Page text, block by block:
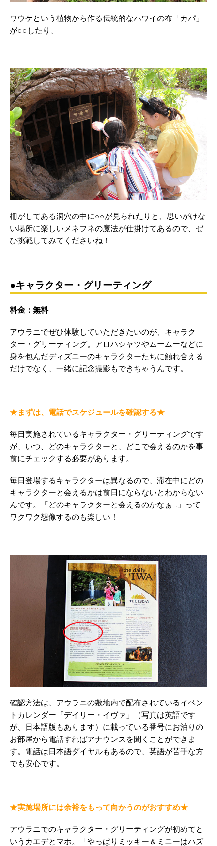
ワウケという植物から作る伝統的なハワイの布「カパ」
が○○したり、
柵がしてある洞穴の中に○○が見られたりと、思いがけな
い場所に楽しいメネフネの魔法が仕掛けてあるので、ぜ
ひ挑戦してみてくださいね！
●キャラクター・グリーティング
料金：無料
アウラニでぜひ体験していただきたいのが、キャラク
ター・グリーティング。アロハシャツやムームーなどに
身を包んだディズニーのキャラクターたちに触れ合える
だけでなく、一緒に記念撮影もできちゃうんです。
★まずは、電話でスケジュールを確認する★
毎日実施されているキャラクター・グリーティングです
が、いつ、どのキャラクターと、どこで会えるのかを事
前にチェックする必要があります。
毎日登場するキャラクターは異なるので、滞在中にどの
キャラクターと会えるかは前日にならないとわからない
んです。「どのキャラクターと会えるのかなぁ…」って
ワクワク想像するのも楽しい！
確認方法は、アウラニの敷地内で配布されているイベン
トカレンダー「デイリー・イヴァ」（写真は英語です
が、日本語版もあります）に載っている番号にお泊りの
お部屋から電話すればアナウンスを聞くことができま
す。電話は日本語ダイヤルもあるので、英語が苦手な方
でも安心です。
★実施場所には余裕をもって向かうのがおすすめ★
アウラニでのキャラクター・グリーティングが初めてと
いうカエデとマホ。「やっぱりミッキー＆ミニーはハズ